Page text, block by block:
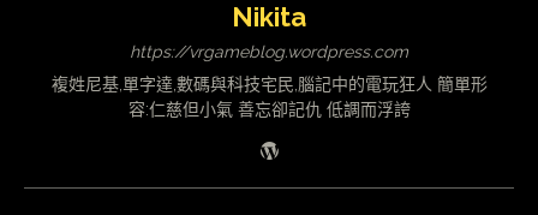
Nikita
https://vrgameblog.wordpress.com
複姓尼基,單字達,數碼與科技宅民,腦記中的電玩狂人 簡單形
容:仁慈但小氣 善忘卻記仇 低調而浮誇